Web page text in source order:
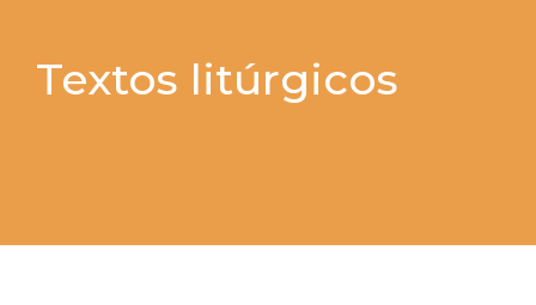
Textos litúrgicos